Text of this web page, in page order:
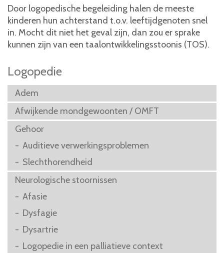
Door logopedische begeleiding halen de meeste
kinderen hun achterstand t.o.v. leeftijdgenoten snel
in. Mocht dit niet het geval zijn, dan zou er sprake
kunnen zijn van een taalontwikkelingsstoonis (TOS).
Logopedie
Adem
Afwijkende mondgewoonten / OMFT
Gehoor
Auditieve verwerkingsproblemen
Slechthorendheid
Neurologische stoornissen
Afasie
Dysfagie
Dysartrie
Logopedie in een palliatieve context